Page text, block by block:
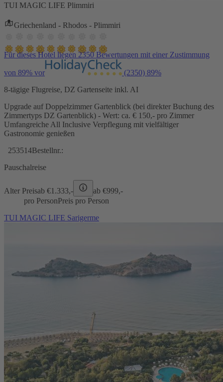
TUI MAGIC LIFE Plimmiri
Griechenland - Rhodos - Plimmiri
Für dieses Hotel liegen 2350 Bewertungen mit einer Zustimmung
von 89% vor (2350) 89%
8-tägige Flugreise, DZ Gartenseite inkl. AI
Upgrade auf Doppelzimmer Gartenblick (bei direkter Buchung des
Zimmertyps DZ Gartenblick) - Wert: ca. € 150,- pro Zimmer
Umfangreiche All Inclusive Verpflegung mit vielfältiger
Gastronomie genießen
253514Bestellnr.:
Pauschalreise
Alter Preisab €1.333,- ab €999,-
pro PersonPreis pro Person
TUI MAGIC LIFE Sarigerme